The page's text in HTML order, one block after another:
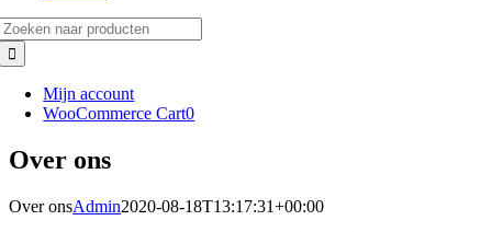
Mijn account
WooCommerce Cart0
Over ons
Over onsAdmin2020-08-18T13:17:31+00:00